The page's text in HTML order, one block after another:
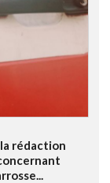
rédaction